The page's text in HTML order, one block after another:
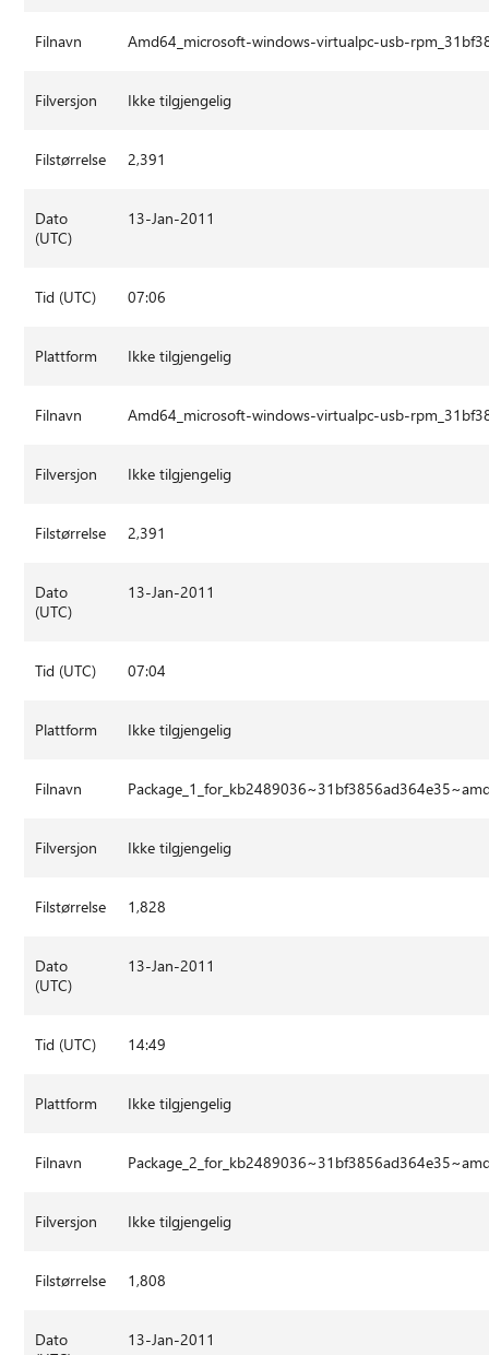
Filnavn Amd64_microsoft-windows-virtualpc-usb-
Filversjon Ikke tilgjengelig
Filstørrelse 2,391
Dato
(UTC)
13-Jan-2011
Tid (UTC) 07:06
Plattform Ikke tilgjengelig
Filnavn Amd64_microsoft-windows-virtualpc-usb-
Filversjon Ikke tilgjengelig
Filstørrelse 2,391
Dato
(UTC)
13-Jan-2011
Tid (UTC) 07:04
Plattform Ikke tilgjengelig
Filnavn
Filversjon Ikke tilgjengelig
Filstørrelse 1,828
Dato
(UTC)
13-Jan-2011
Tid (UTC) 14:49
Plattform Ikke tilgjengelig
Filnavn
Filversjon Ikke tilgjengelig
Filstørrelse 1,808
Dato
13-Jan-2011